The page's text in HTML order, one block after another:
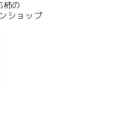
柿の